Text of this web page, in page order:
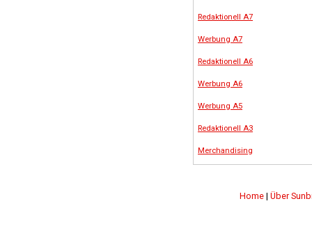
Redaktionell A7
Werbung A7
Redaktionell A6
Werbung A6
Werbung A5
Redaktionell A3
Merchandising
Home | Über